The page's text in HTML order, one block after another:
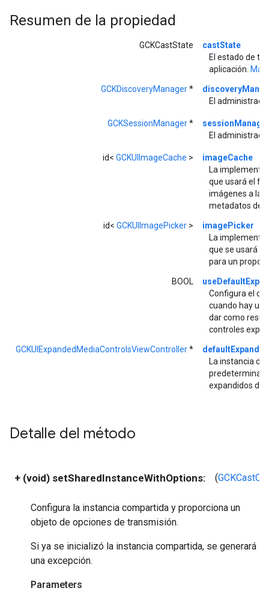
Resumen de la propiedad
GCKCastState
castState
El estado de
aplicación.
GCKDiscoveryManager*
El
GCKSessionManager*
El
id< GCKUIImageCache >
imageCache
La
que usará el
imágenes a las
metadatos de
id< GCKUIImagePicker >
imagePicker
La
que se usará
para un
BOOL
Configura el
cuando hay
dar como
controles
GCKUIExpandedMediaControlsViewController*
La instancia
expandidos de
Detalle del método
+ (void) setSharedInstanceWithOptions: (
Configura la instancia compartida y proporciona un
objeto de opciones de transmisión.
Si ya se inicializó la instancia compartida, se generará
una excepción.
Parameters